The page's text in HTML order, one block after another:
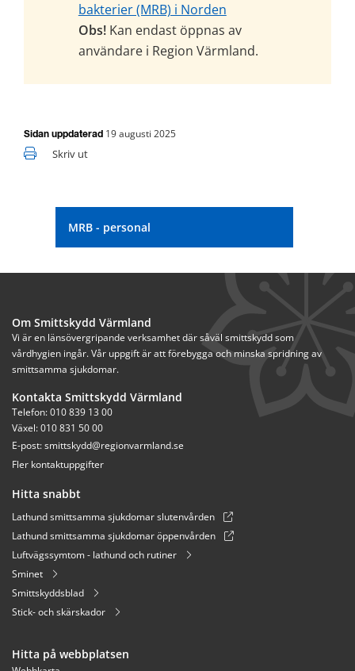
MRB - personal
bakterier (MRB) i Norden
Obs! Kan endast öppnas av
användare i Region Värmland.
Sidan uppdaterad 19 augusti 2025
Skriv ut
Om Smittskydd Värmland
Vi är en länsövergripande verksamhet där såväl smittskydd som
vårdhygien ingår. Vår uppgift är att förebygga och minska spridning av
smittsamma sjukdomar.
Kontakta Smittskydd Värmland
Telefon: 010 839 13 00
Växel: 010 831 50 00
E-post: smittskydd@regionvarmland.se
Fler kontaktuppgifter
Hitta snabbt
Lathund smittsamma sjukdomar slutenvården
Lathund smittsamma sjukdomar öppenvården
Luftvägssymtom - lathund och rutiner
Sminet
Smittskyddsblad
Stick- och skärskador
Hitta på webbplatsen